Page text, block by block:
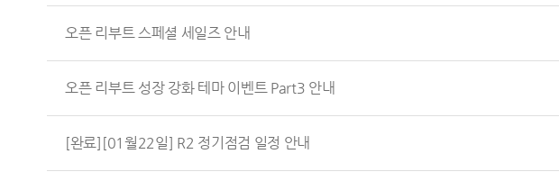
오픈 리부트 스페셜 세일즈 안내
오픈 리부트 성장 강화 테마 이벤트 Part3 안내
[완료][01월22일] R2 정기점검 일정 안내